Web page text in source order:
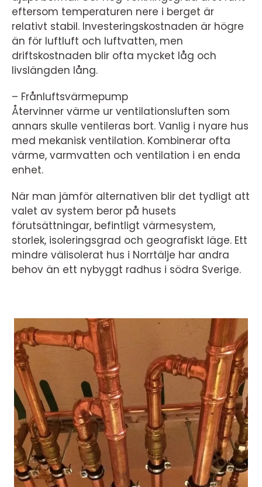
eftersom temperaturen nere i berget är
relativt stabil. Investeringskostnaden är högre
än för luftluft och luftvatten, men
driftskostnaden blir ofta mycket låg och
livslängden lång.
– Frånluftsvärmepump
Återvinner värme ur ventilationsluften som
annars skulle ventileras bort. Vanlig i nyare hus
med mekanisk ventilation. Kombinerar ofta
värme, varmvatten och ventilation i en enda
enhet.
När man jämför alternativen blir det tydligt att
valet av system beror på husets
förutsättningar, befintligt värmesystem,
storlek, isoleringsgrad och geografiskt läge. Ett
mindre välisolerat hus i Norrtälje har andra
behov än ett nybyggt radhus i södra Sverige.